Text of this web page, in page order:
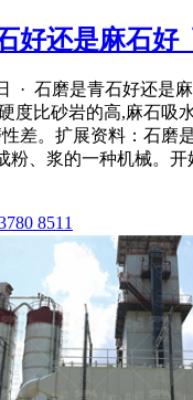
好还是麻石好
· 石磨是青石好还是
度比砂岩的高,麻石吸
差。扩展资料：石磨
粉、浆的一种机械。开
8511